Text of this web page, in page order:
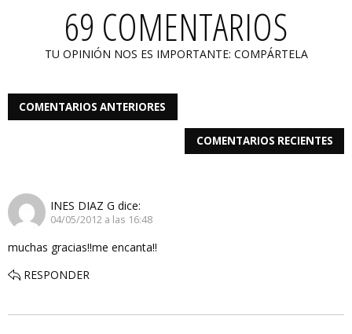
69 COMENTARIOS
TU OPINIÓN NOS ES IMPORTANTE: COMPÁRTELA
COMENTARIOS ANTERIORES
COMENTARIOS RECIENTES
INES DIAZ G dice:
04/05/2012 a las 16:48
muchas gracias!!me encanta!!
RESPONDER